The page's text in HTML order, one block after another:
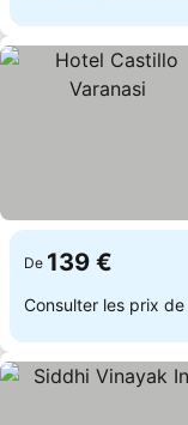
De 139 €
Consulter les prix de